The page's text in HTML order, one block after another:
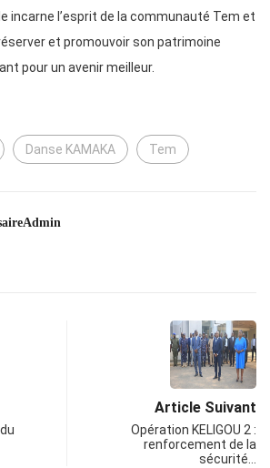
incarne l’esprit de la communauté Tem et
et promouvoir son patrimoine
pour un avenir meilleur.
Danse KAMAKA Tem
Article Suivant
Opération KELIGOU 2 :
renforcement de la
sécurité…